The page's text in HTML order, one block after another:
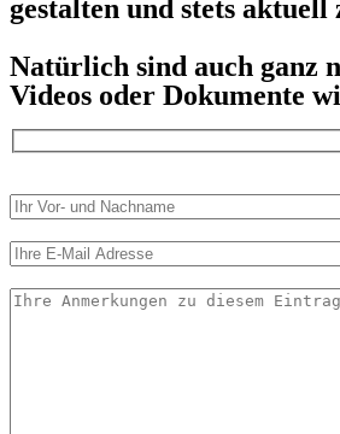
gestalten und stets aktuell
Natürlich sind auch ganz
Videos oder Dokumente